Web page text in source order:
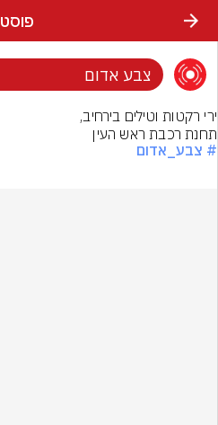
פוסט
צבע אדום
תחנת רכבת ראש העין
# צבע_אדום